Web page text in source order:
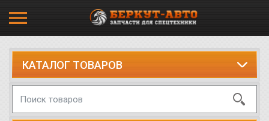
КАТАЛОГ ТОВАРОВ